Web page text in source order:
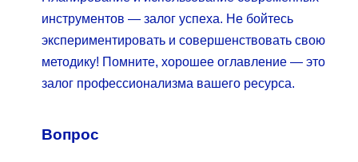
инструментов — залог успеха. Не бойтесь
экспериментировать и совершенствовать свою
методику! Помните, хорошее оглавление — это
залог профессионализма вашего ресурса.
Вопрос